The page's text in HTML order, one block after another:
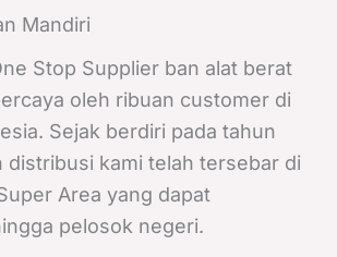
Mandiri
Stop Supplier ban alat berat
oleh ribuan customer di
Sejak berdiri pada tahun
distribusi kami telah tersebar di
Area yang dapat
pelosok negeri.